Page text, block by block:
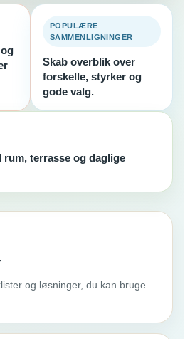
POPULÆRE
SAMMENLIGNINGER
Skab overblik over
forskelle, styrker og
gode valg.
terrasse og daglige
og løsninger, du kan bruge